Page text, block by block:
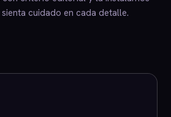
cuidado en cada detalle.